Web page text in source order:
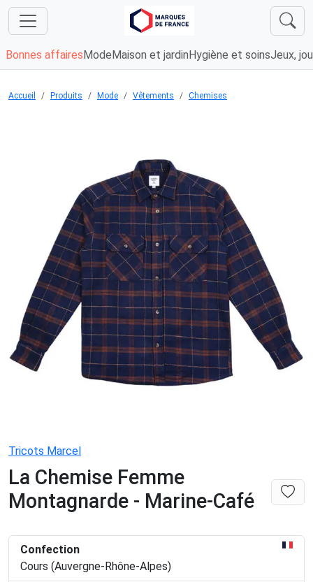
Bonnes affaires Mode Maison et jardin Hygiène et soinsJeux,
Accueil Produits Mode Vêtements Chemises
Tricots Marcel
La Chemise Femme
Montagnarde - Marine-Café
Confection
Cours (Auvergne-Rhône-Alpes)